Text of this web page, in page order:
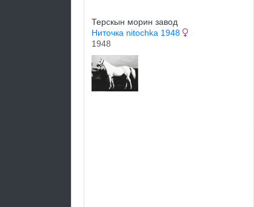
Терскын морин завод
Ниточка nitochka 1948
1948